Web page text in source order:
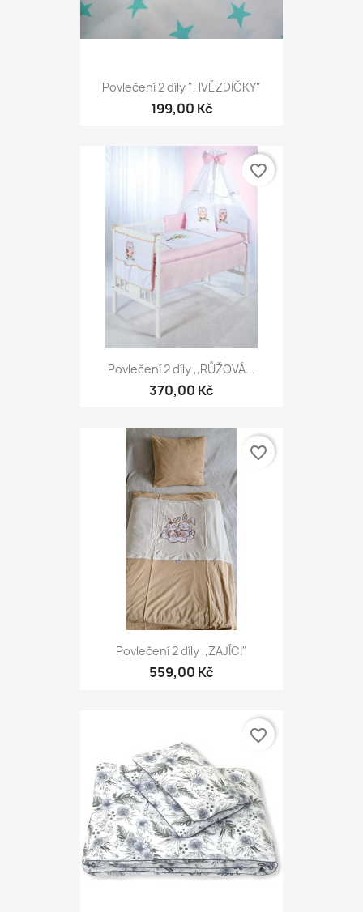
Povlečení 2 díly "HVĚZDIČKY"
199,00 Kč
Povlečení 2 díly ,,RŮŽOVÁ...
370,00 Kč
favorite_border
Povlečení 2 díly ,,ZAJÍCI"
559,00 Kč
favorite_border
favorite_border